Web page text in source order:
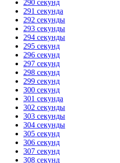
290 секунд
291 секунда
292 секунды
293 секунды
294 секунды
295 секунд
296 секунд
297 секунд
298 секунд
299 секунд
300 секунд
301 секунда
302 секунды
303 секунды
304 секунды
305 секунд
306 секунд
307 секунд
308 секунд